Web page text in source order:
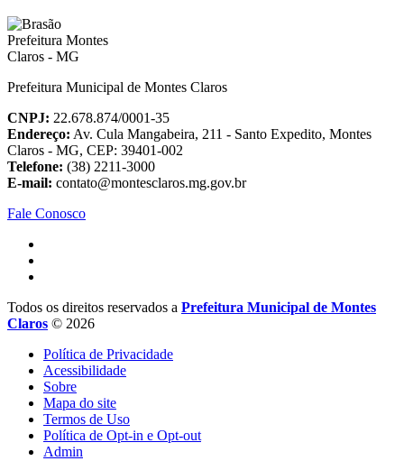
Prefeitura Municipal de Montes Claros
CNPJ: 22.678.874/0001-35
Endereço: Av. Cula Mangabeira, 211 - Santo Expedito, Montes
Claros - MG, CEP: 39401-002
Telefone: (38) 2211-3000
E-mail: contato@montesclaros.mg.gov.br
Fale Conosco
Todos os direitos reservados a Prefeitura Municipal de Montes
Claros © 2026
Política de Privacidade
Acessibilidade
Sobre
Mapa do site
Termos de Uso
Política de Opt-in e Opt-out
Admin